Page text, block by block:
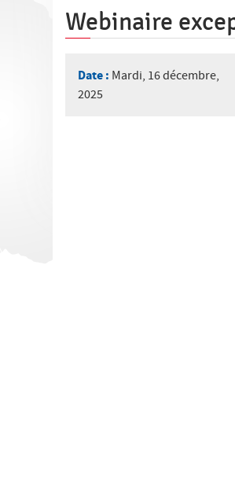
ê
t
Webinaire
Date : Mardi, 16 décembre,
2025